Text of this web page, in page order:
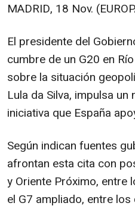
MADRID, 18 Nov.
El presidente del
cumbre de un G20 en
sobre la situación
Lula da Silva, impulsa
iniciativa que España
Según indican fuentes
afrontan esta cita con
y Oriente Próximo, entre
el G7 ampliado, entre